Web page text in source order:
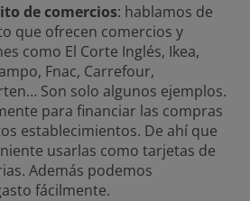
de comercios: hablamos de
que ofrecen comercios y
como El Corte Inglés, Ikea,
Fnac, Carrefour,
Son solo algunos ejemplos.
para financiar las compras
establecimientos. De ahí que
usarlas como tarjetas de
Además podemos
fácilmente.